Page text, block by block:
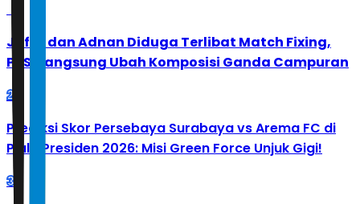
Jafar dan Adnan Diduga Terlibat Match Fixing,
PBSI Langsung Ubah Komposisi Ganda Campuran
2
Prediksi Skor Persebaya Surabaya vs Arema FC di
Piala Presiden 2026: Misi Green Force Unjuk Gigi!
3